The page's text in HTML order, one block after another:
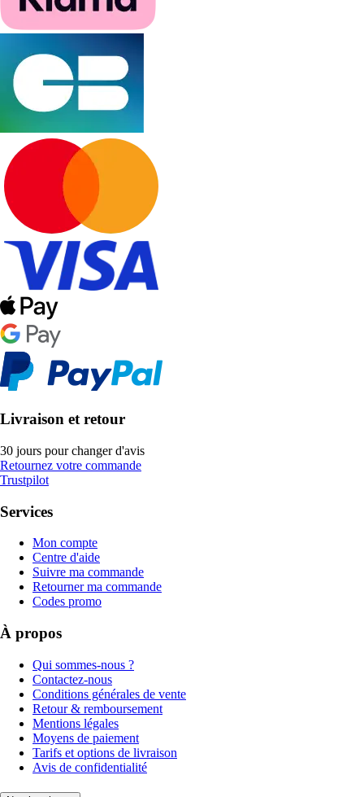
Livraison et retour
30 jours pour changer d'avis
Retournez votre commande
Trustpilot
Services
Mon compte
Centre d'aide
Suivre ma commande
Retourner ma commande
Codes promo
À propos
Qui sommes-nous ?
Contactez-nous
Conditions générales de vente
Retour & remboursement
Mentions légales
Moyens de paiement
Tarifs et options de livraison
Avis de confidentialité